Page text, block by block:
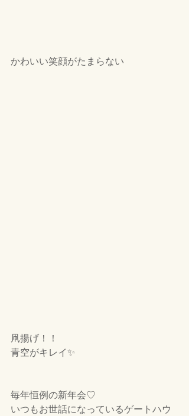
かわいい笑顔がたまらない
凧揚げ！！
青空がキレイ✨
毎年恒例の新年会♡
いつもお世話になっているゲートハウ